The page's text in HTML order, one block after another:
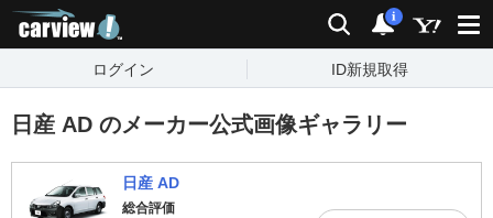
検索 通知
i
ログイン ID新規取得
日産 AD のメーカー公式画像ギャラリー
日産 AD
総合評価